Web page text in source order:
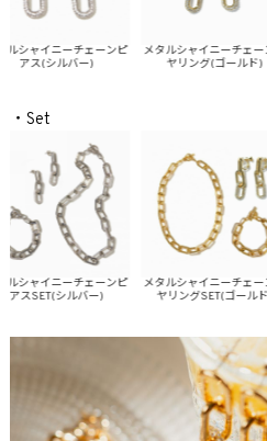
ャイニーチェーンピ
ス(シルバー)
メタルシャイニーチェーンイ
ヤリング(ゴールド)
・Set
ャイニーチェーンピ
SET(シルバー)
メタルシャイニーチェーンイ
ヤリングSET(ゴールド)